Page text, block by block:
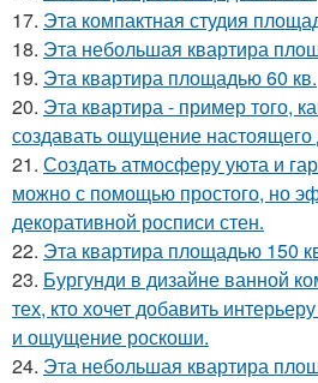
17. Эта компактная студия
18. Эта небольшая квартира
19. Эта квартира площадью 60 кв.
20. Эта квартира - пример того,
создавать ощущение
21. Создать атмосферу уюта и
можно с помощью простого, но
декоративной росписи стен.
22. Эта квартира площадью 150
23. Бургунди в дизайне ванной
тех, кто хочет добавить
и ощущение роскоши.
24. Эта небольшая квартира